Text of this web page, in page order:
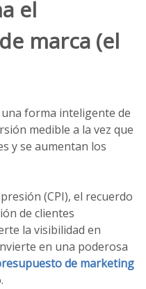
el
marca (el
forma inteligente de
medible a la vez que
y se aumentan los
(CPI), el recuerdo
de clientes
la visibilidad en
en una poderosa
de marketing